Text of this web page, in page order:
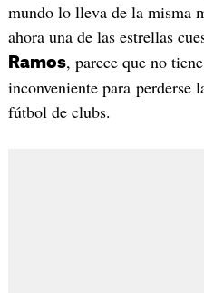
mundo lo lleva de la misma
ahora una de las estrellas
Ramos, parece que no
inconveniente para perderse
fútbol de clubs.